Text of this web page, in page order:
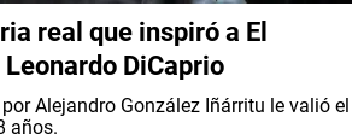
real que inspiró a El
DiCaprio
Alejandro González Iñárritu le valió el
años.